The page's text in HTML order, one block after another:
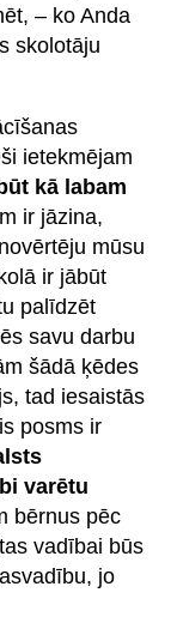
– ko Anda
skolotāju
ietekmējam
kā labam
ir jāzina,
mūsu
ir jābūt
palīdzēt
savu darbu
šādā ķēdes
tad iesaistās
posms ir
varētu
bērnus pēc
vadībai būs
jo